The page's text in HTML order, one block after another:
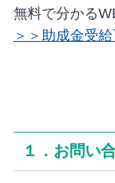
無料で分かる
＞＞助成金受
１．お問い